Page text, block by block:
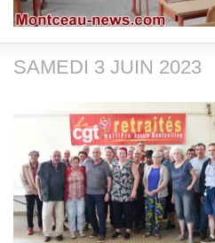
SAMEDI 3 JUIN 2023